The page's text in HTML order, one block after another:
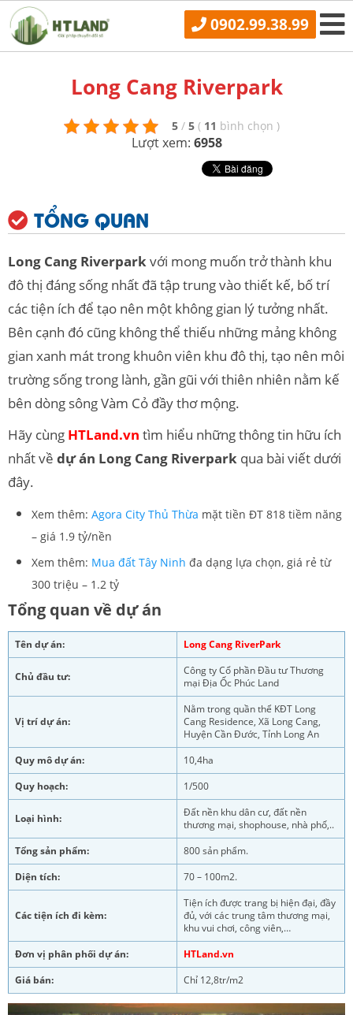
0902.99.38.99
Long Cang Riverpark
5 / 5 ( 11 bình chọn )
Lượt xem: 6958
TỔNG QUAN
Long Cang Riverparkvới mong muốn trở thành khu
đô thị đáng sống nhất đã tập trung vào thiết kế, bố trí
các tiện ích để tạo nên một không gian lý tưởng nhất.
Bên cạnh đó cũng không thể thiếu những mảng không
gian xanh mát trong khuôn viên khu đô thị, tạo nên môi
trường sống trong lành, gần gũi với thiên nhiên nằm kế
bên dòng sông Vàm Cỏ đầy thơ mộng.
Hãy cùng HTLand.vn tìm hiểu những thông tin hữu ích
nhất về dự án Long Cang Riverpark qua bài viết dưới
đây.
Xem thêm: Agora City Thủ Thừa mặt tiền ĐT 818 tiềm năng
– giá 1.9 tỷ/nền
Xem thêm: Mua đất Tây Ninh đa dạng lựa chọn, giá rẻ từ
300 triệu – 1.2 tỷ
Tổng quan về dự án
Tên dự án: Long Cang RiverPark
Chủ đầu tư:
Công ty Cổ phần Đầu tư Thương
mại Địa Ốc Phúc Land
Vị trí dự án:
Nằm trong quần thể KĐT Long
Cang Residence, Xã Long Cang,
Huyện Cần Đước, Tỉnh Long An
Quy mô dự án:
10,4ha
Quy hoạch:
1/500
Loại hình:
Đất nền khu dân cư, đất nền
thương mại, shophouse, nhà phố,..
Tổng sản phẩm:
800 sản phẩm.
Diện tích:
70 – 100m2.
Các tiện ích đi kèm:
Tiện ích được trang bị hiện đại, đầy
đủ, với các trung tâm thương mại,
khu vui chơi, công viên,…
Đơn vị phân phối dự án:
HTLand.vn
Giá bán:
Chỉ 12,8tr/m2